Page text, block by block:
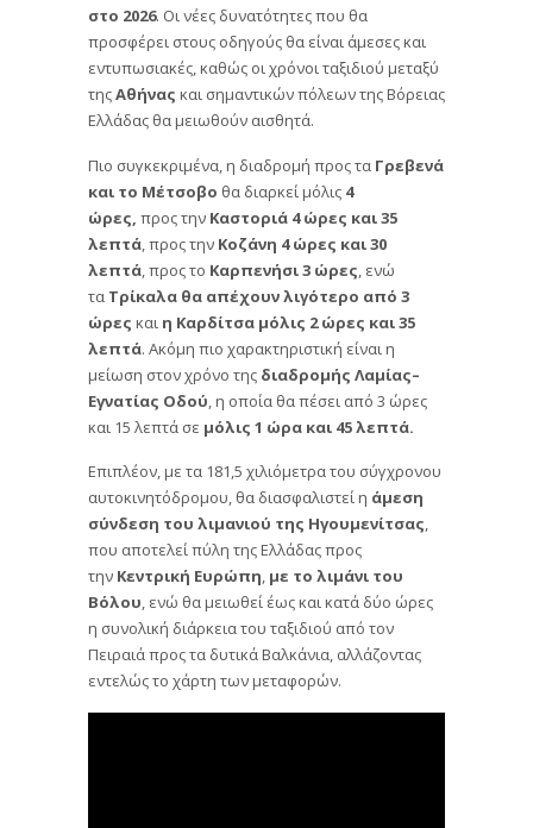
στο 2026. Οι νέες δυνατότητες που θα
προσφέρει στους οδηγούς θα είναι άμεσες και
εντυπωσιακές, καθώς οι χρόνοι ταξιδιού μεταξύ
τηςΑθήνας και σημαντικών πόλεων της Βόρειας
Ελλάδας θα μειωθούν αισθητά.
Πιο συγκεκριμένα, η διαδρομή προς τα Γρεβενά
και το Μέτσοβο θα διαρκεί μόλις 4
ώρες, προς την Καστοριά 4 ώρες και 35
λεπτά , προς την Κοζάνη 4 ώρες και 30
λεπτά , προς το Καρπενήσι 3 ώρες , ενώ
τα Τρίκαλα θα απέχουν λιγότερο από 3
ώρες και η Καρδίτσα μόλις 2 ώρες και 35
λεπτά . Ακόμη πιο χαρακτηριστική είναι η
μείωση στον χρόνο της διαδρομής Λαμίας–
Εγνατίας Οδού , η οποία θα πέσει από 3 ώρες
και 15 λεπτά σε μόλις 1 ώρα και 45 λεπτά.
Επιπλέον, με τα 181,5 χιλιόμετρα του σύγχρονου
αυτοκινητόδρομου, θα διασφαλιστεί η άμεση
σύνδεση του λιμανιού της Ηγουμενίτσας
που αποτελεί πύλη της Ελλάδας προς
την Κεντρική Ευρώπη με το λιμάνι του
Βόλου , ενώ θα μειωθεί έως και κατά δύο ώρες
η συνολική διάρκεια του ταξιδιού από τον
Πειραιά προς τα δυτικά Βαλκάνια, αλλάζοντας
εντελώς το χάρτη των μεταφορών.